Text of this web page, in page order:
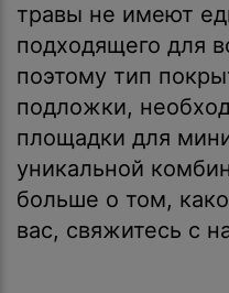
травы не имеют
подходящего для
поэтому тип
подложки,
площадки для
уникальной
больше о том,
вас, свяжитесь с